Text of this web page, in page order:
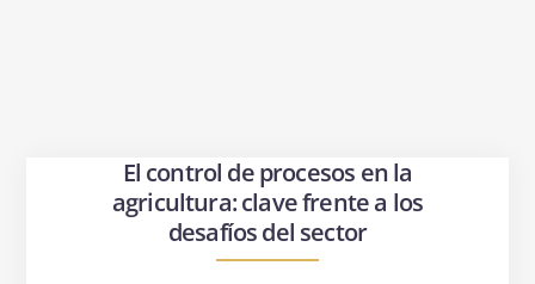
El control de procesos en la
agricultura: clave frente a los
desafíos del sector